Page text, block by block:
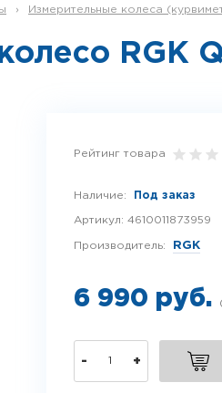
› Измерительные колеса
RGK
Рейтинг товара
Наличие: Под заказ
Артикул: 4610011873959
Производитель: RGK
6 990 руб.
- +